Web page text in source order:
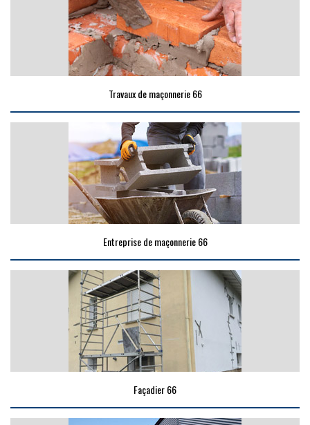
Travaux de maçonnerie 66
Entreprise de maçonnerie 66
Façadier 66